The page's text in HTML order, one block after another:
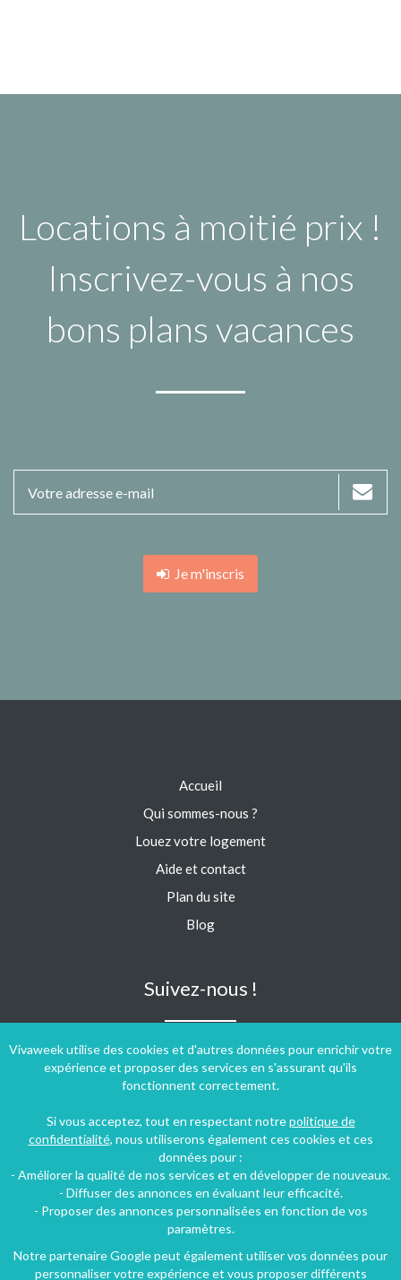
Locations à moitié prix !
Inscrivez-vous à nos
bons plans vacances
Je m'inscris
Vivaweek utilise des cookies et d'autres données pour enrichir votre
expérience et proposer des services en s'assurant qu'ils
fonctionnent correctement.
Si vous acceptez, tout en respectant notrepolitique de
confidentialité, nous utiliserons également ces cookies et ces
données pour :
- Améliorer la qualité de nos services et en développer de nouveaux.
- Diffuser des annonces en évaluant leur efficacité.
- Proposer des annonces personnalisées en fonction de vos
paramètres.
Notre partenaire Google peut également utiliser vos données pour
personnaliser votre expérience et vous proposer différents
Accueil
Qui sommes-nous ?
Louez votre logement
Aide et contact
Plan du site
Blog
Suivez-nous !